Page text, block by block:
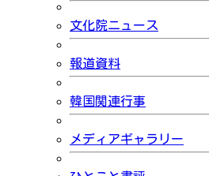
文化院ニュース
報道資料
韓国関連行事
メディアギャラリー